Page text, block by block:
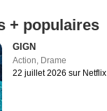
+ populaires
GIGN
Action, Drame
22 juillet 2026 sur Netflix